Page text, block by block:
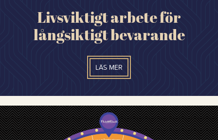
Livsviktigt arbete för
långsiktigt bevarande
LÄS MER